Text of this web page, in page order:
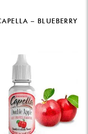
– BLUEBERRY